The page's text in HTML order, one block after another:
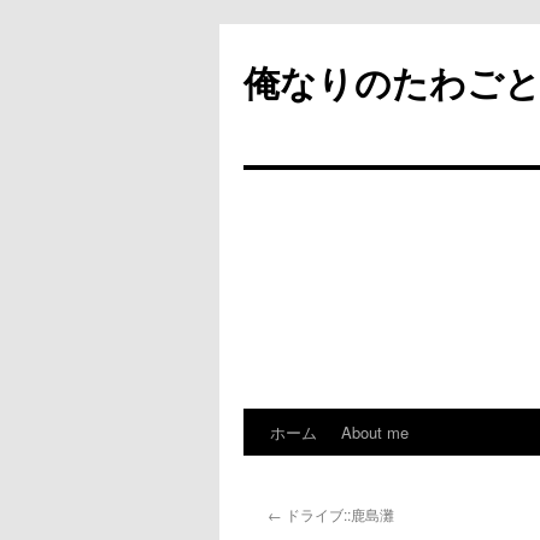
俺なりのたわごと
テ
ホーム About me
← ドライブ::鹿島灘